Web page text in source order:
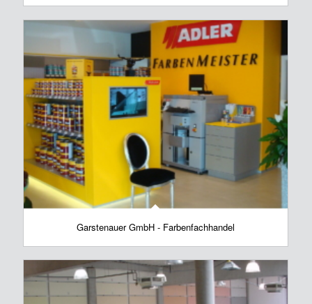
Garstenauer GmbH - Farbenfachhandel